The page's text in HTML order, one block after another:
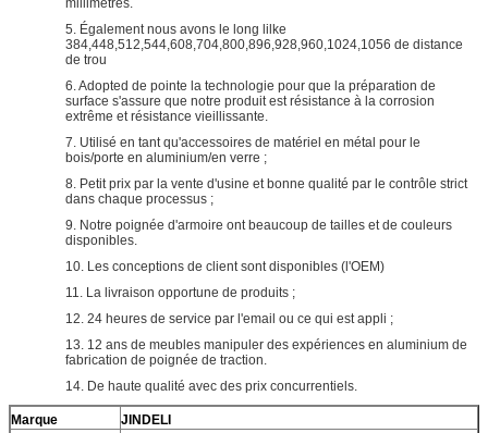
millimètres.
5. Également nous avons le long lilke
384,448,512,544,608,704,800,896,928,960,1024,1056 de distance
de trou
6. Adopted de pointe la technologie pour que la préparation de
surface s'assure que notre produit est résistance à la corrosion
extrême et résistance vieillissante.
7. Utilisé en tant qu'accessoires de matériel en métal pour le
bois/porte en aluminium/en verre ;
8. Petit prix par la vente d'usine et bonne qualité par le contrôle strict
dans chaque processus ;
9. Notre poignée d'armoire ont beaucoup de tailles et de couleurs
disponibles.
10. Les conceptions de client sont disponibles (l'OEM)
11. La livraison opportune de produits ;
12. 24 heures de service par l'email ou ce qui est appli ;
13. 12 ans de meubles manipuler des expériences en aluminium de
fabrication de poignée de traction.
14. De haute qualité avec des prix concurrentiels.
Marque
JINDELI